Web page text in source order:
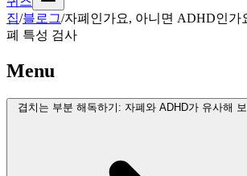
집/블로그/자폐인가요, 아니면 ADHD인가
폐 특성 검사
Menu
겹치는 부분 해독하기: 자폐와 ADHD가 유사해